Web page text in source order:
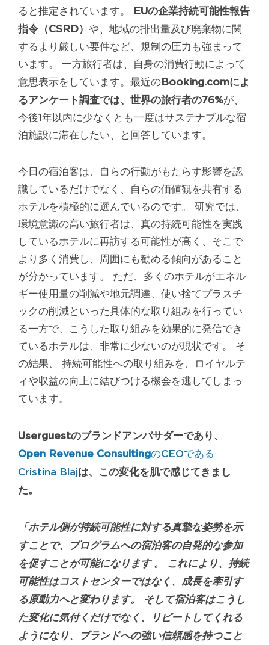
ると推定されています。
EUの企業持続可能性報告
指令（CSRD） や、地域の排出量及び廃棄物に関
するより厳しい要件など、規制の圧力も強まって
います。 一方旅行者は、自身の消費行動によって
意思表示をしています。最近のBooking.comによ
るアンケート調査では、世界の旅行者の76%が、
今後1年以内に少なくとも一度はサステナブルな宿
泊施設に滞在したい、と回答しています。
今日の宿泊客は、自らの行動がもたらす影響を認
識しているだけでなく、自らの価値観を共有する
ホテルを積極的に選んでいるのです。 研究では、
環境意識の高い旅行者は、真の持続可能性を実践
しているホテルに再訪する可能性が高く、そこで
より多く消費し、周囲にも勧める傾向があること
が分かっています。 ただ、多くのホテルがエネル
ギー使用量の削減や地元調達、使い捨てプラスチ
ックの削減といった具体的な取り組みを行ってい
る一方で、こうした取り組みを効果的に発信でき
ているホテルは、非常に少ないのが現状です。 そ
の結果、 持続可能性への取り組みを、ロイヤルテ
ィや収益の向上に結びつける機会を逃してしまっ
ています。
Userguestのブランドアンバサダーであり、
Open Revenue ConsultingのCEOである
Cristina Blajは、この変化を肌で感じてきまし
た。
「ホテル側が持続可能性に対する真摯な姿勢を示
すことで、プログラムへの宿泊客の自発的な参加
を促すことが可能になります 。 これにより、持続
可能性はコストセンターではなく、成長を牽引す
る原動力へと変わります。 そして宿泊客はこうし
た変化に気付くだけでなく、リピートしてくれる
ようになり、ブランドへの強い信頼感を持つこと